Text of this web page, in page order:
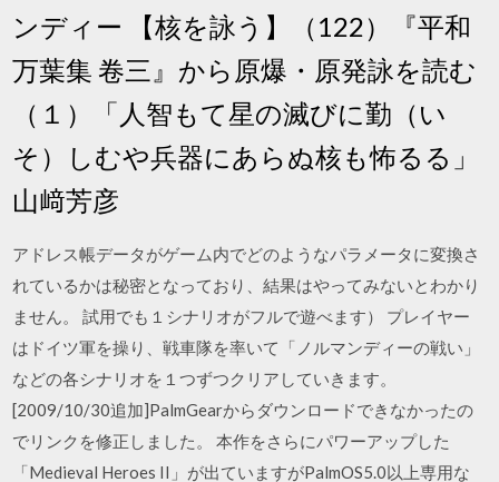
ンディー 【核を詠う】（122）『平和
万葉集 卷三』から原爆・原発詠を読む
（１）「人智もて星の滅びに勤（い
そ）しむや兵器にあらぬ核も怖るる」
山﨑芳彦
アドレス帳データがゲーム内でどのようなパラメータに変換さ
れているかは秘密となっており、結果はやってみないとわかり
ません。 試用でも１シナリオがフルで遊べます） プレイヤー
はドイツ軍を操り、戦車隊を率いて「ノルマンディーの戦い」
などの各シナリオを１つずつクリアしていきます。
[2009/10/30追加]PalmGearからダウンロードできなかったの
でリンクを修正しました。 本作をさらにパワーアップした
「Medieval Heroes II」が出ていますがPalmOS5.0以上専用な